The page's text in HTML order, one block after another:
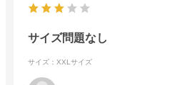
サイズ問題なし
サイズ：XXLサイズ